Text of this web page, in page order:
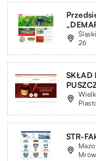
26
SKŁAD
STR-